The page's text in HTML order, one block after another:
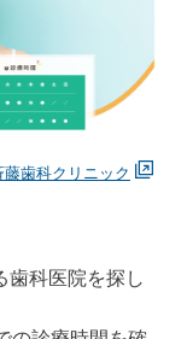
藤歯科クリニック
歯科医院を探し